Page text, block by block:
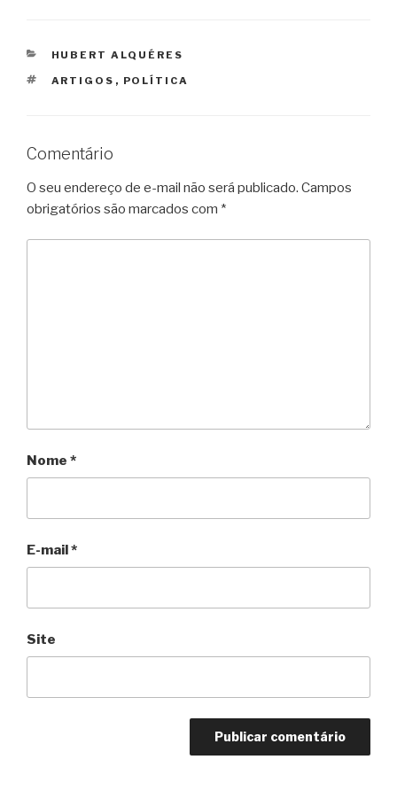
CATEGORIAS
HUBERT ALQUÉRES
TAGS
ARTIGOS , POLÍTICA
Comentário
O seu endereço de e-mail não será publicado. Campos
obrigatórios são marcados com *
Nome *
E-mail*
Site